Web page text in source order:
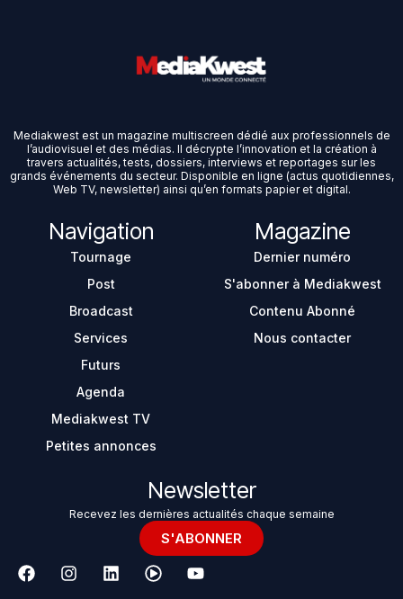
Mediakwest est un magazine multiscreen dédié aux professionnels de
l’audiovisuel et des médias. Il décrypte l’innovation et la création à
travers actualités, tests, dossiers, interviews et reportages sur les
grands événements du secteur. Disponible en ligne (actus quotidiennes,
Web TV, newsletter) ainsi qu’en formats papier et digital.
Navigation
Tournage
Post
Broadcast
Services
Futurs
Agenda
Mediakwest TV
Petites annonces
Magazine
Dernier numéro
S'abonner à Mediakwest
Contenu Abonné
Nous contacter
Newsletter
Recevez les dernières actualités chaque semaine
S'ABONNER